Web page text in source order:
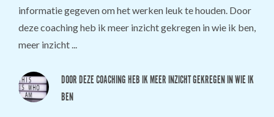
informatie gegeven om het werken leuk te houden. Door
deze coaching heb ik meer inzicht gekregen in wie ik ben,
meer inzicht ...
DOOR DEZE COACHING HEB IK MEER INZICHT GEKREGEN IN WIE IK
BEN